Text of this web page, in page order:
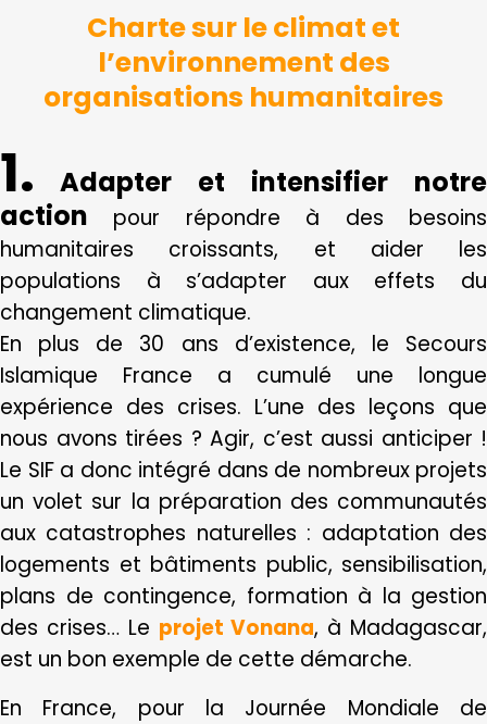
Charte sur le climatet
l’environnement des
organisations humanitaires
1.
Adapter et intensifier notre
action pour répondre à des besoins
humanitaires croissants, et aider les
populations à s’adapter aux effets du
changement climatique.
En plus de 30 ans d’existence, le Secours
Islamique France a cumulé une longue
expérience des crises. L’une des leçons que
nous avons tirées ? Agir, c’est aussi anticiper !
Le SIF a donc intégré dans de nombreux projets
un volet sur la préparation des communautés
aux catastrophes naturelles : adaptation des
logements et bâtiments public, sensibilisation,
plans de contingence, formation à la gestion
des crises… Le projet Vonana, à Madagascar,
est un bon exemple de cette démarche.
En France, pour la Journée Mondiale de